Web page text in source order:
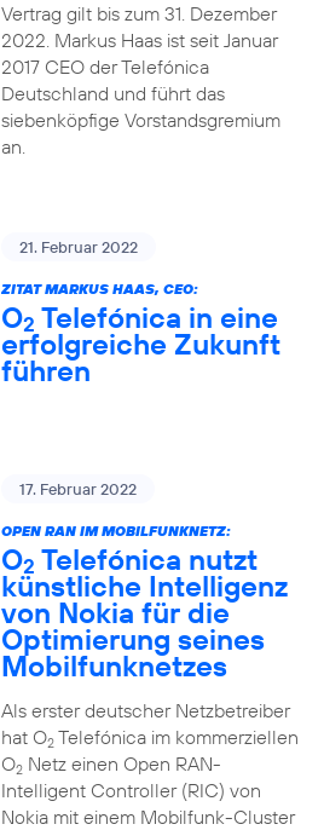
Vertrag gilt bis zum 31. Dezember
2022. Markus Haas ist seit Januar
2017 CEO der Telefónica
Deutschland und führt das
siebenköpfige Vorstandsgremium
an.
21. Februar 2022
ZITAT MARKUS HAAS, CEO:
O2 Telefónica in eine
erfolgreiche Zukunft
führen
17. Februar 2022
OPEN RAN IM MOBILFUNKNETZ:
O2 Telefónica nutzt
künstliche Intelligenz
von Nokia für die
Optimierung seines
Mobilfunknetzes
Als erster deutscher Netzbetreiber
hat O2Telefónica im kommerziellen
O2Netz einen Open RAN-
Intelligent Controller (RIC) von
Nokia mit einem Mobilfunk-Cluster